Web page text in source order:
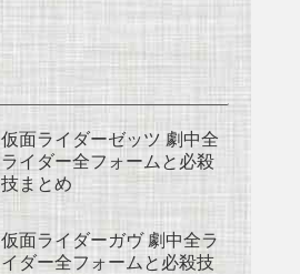
仮面ライダーゼッツ 劇中全
ライダー全フォームと必殺
技まとめ
仮面ライダーガヴ 劇中全ラ
イダー全フォームと必殺技